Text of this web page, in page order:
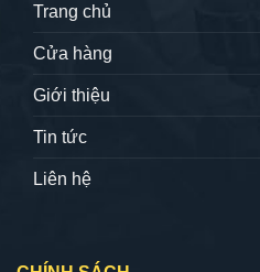
Trang chủ
Cửa hàng
Giới thiệu
Tin tức
Liên hệ